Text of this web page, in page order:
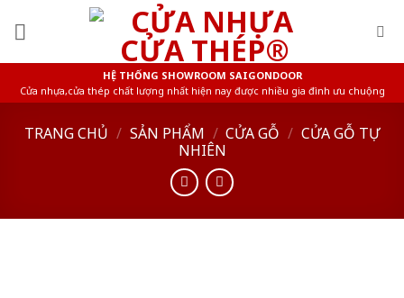
HỆ THỐNG SHOWROOM SAIGONDOOR
Cửa nhựa,cửa thép chất lượng nhất hiện nay được nhiều gia đình ưu chuộng
TRANG CHỦ / SẢN PHẨM / CỬA GỖ / CỬA GỖ TỰ
NHIÊN